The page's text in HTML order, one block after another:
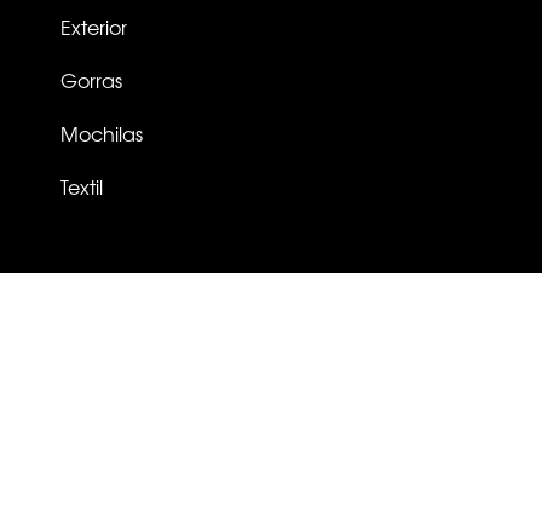
Exterior
Gorras
Mochilas
Textil